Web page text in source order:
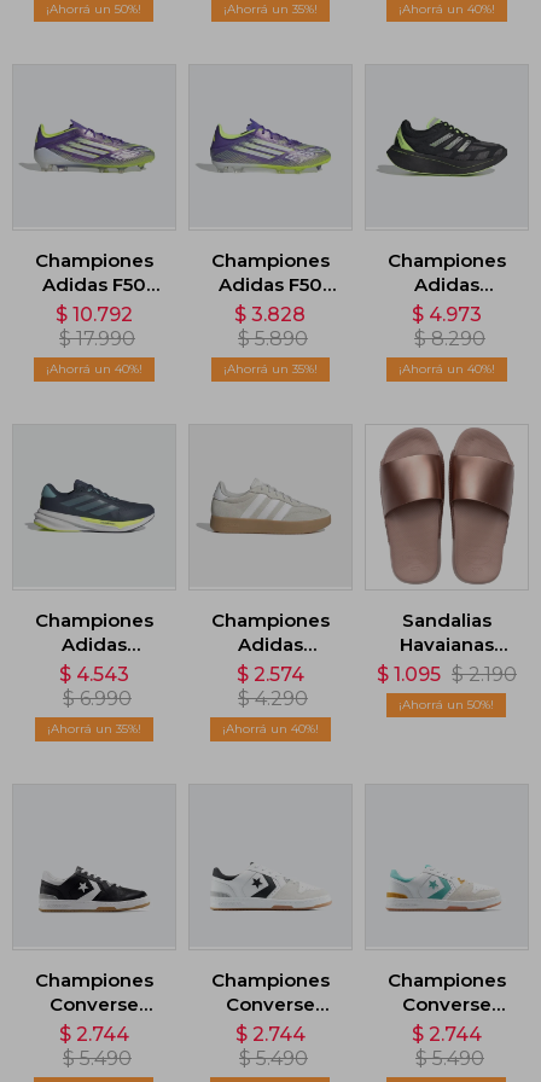
50 35 40
Championes
Adidas F50
Elite Terreno
Firme - Violeta
$ 10.792
$ 17.990
40
Championes
Adidas F50
League -
Violeta
$ 3.828
$ 5.890
35
Championes
Adidas
Adizero Aruku
- Negro
$ 4.973
$ 8.290
40
Championes
Adidas
Supernova
Stride 2 - Azul
$ 4.543
$ 6.990
35
Championes
Adidas
Bareeda - Gris
$ 2.574
$ 4.290
40
Sandalias
Havaianas
Metallic
Classic -
Rosado
$ 1.095 $ 2.190
50
Championes
Converse
Lifestyle 1998 -
Negro
$ 2.744
$ 5.490
Championes
Converse
Lifestyle 1998 -
Blanco
$ 2.744
$ 5.490
Championes
Converse
Lifestyle 1998 -
Blanco
$ 2.744
$ 5.490